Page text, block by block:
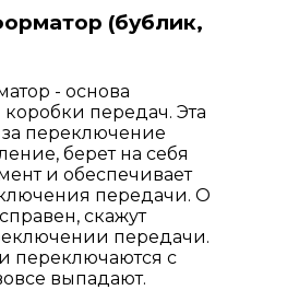
(бублик,
- основа
передач. Эта
за переключение
берет на себя
и обеспечивает
передачи. О
скажут
передачи.
переключаются с
выпадают.